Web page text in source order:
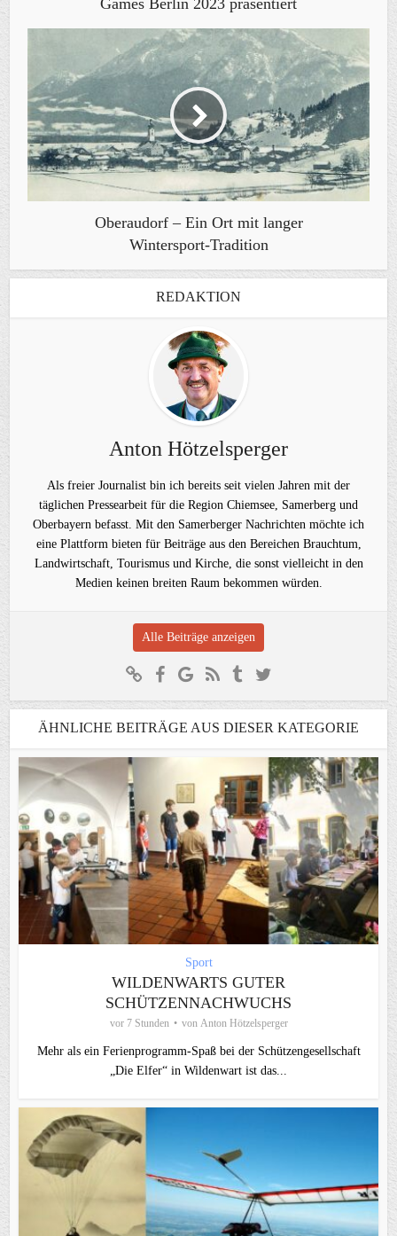
Games Berlin 2023 präsentiert
Oberaudorf – Ein Ort mit langer
Wintersport-Tradition
REDAKTION
Anton Hötzelsperger
Als freier Journalist bin ich bereits seit vielen Jahren mit der
täglichen Pressearbeit für die Region Chiemsee, Samerberg und
Oberbayern befasst. Mit den Samerberger Nachrichten möchte ich
eine Plattform bieten für Beiträge aus den Bereichen Brauchtum,
Landwirtschaft, Tourismus und Kirche, die sonst vielleicht in den
Medien keinen breiten Raum bekommen würden.
Alle Beiträge anzeigen
ÄHNLICHE BEITRÄGE AUS DIESER KATEGORIE
Sport
WILDENWARTS GUTER
SCHÜTZENNACHWUCHS
vor 7 Stunden von Anton Hötzelsperger
Mehr als ein Ferienprogramm-Spaß bei der Schützengesellschaft
„Die Elfer“ in Wildenwart ist das...